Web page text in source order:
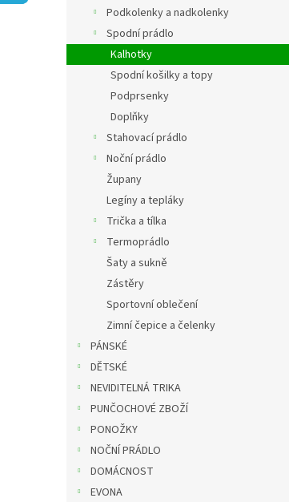
l
Podkolenky a nadkolenky
Spodní prádlo
Kalhotky
Spodní košilky a topy
Podprsenky
Doplňky
Stahovací prádlo
Noční prádlo
Župany
Legíny a tepláky
Trička a tílka
Termoprádlo
Šaty a sukně
Zástěry
Sportovní oblečení
Zimní čepice a čelenky
PÁNSKÉ
DĚTSKÉ
NEVIDITELNÁ TRIKA
PUNČOCHOVÉ ZBOŽÍ
PONOŽKY
NOČNÍ PRÁDLO
DOMÁCNOST
EVONA